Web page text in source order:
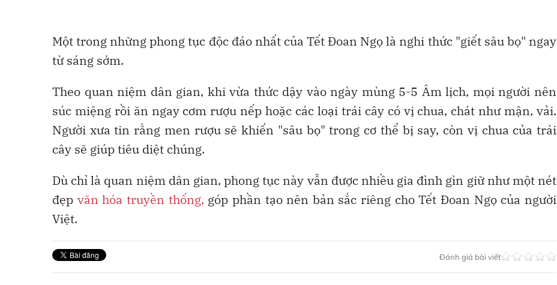
Một trong những phong tục độc đáo nhất của Tết Đoan Ngọ là nghi thức "giết sâu bọ" ngay
từ sáng sớm.
Theo quan niệm dân gian, khi vừa thức dậy vào ngày mùng 5-5 Âm lịch, mọi người nên
súc miệng rồi ăn ngay cơm rượu nếp hoặc các loại trái cây có vị chua, chát như mận, vải.
Người xưa tin rằng men rượu sẽ khiến "sâu bọ" trong cơ thể bị say, còn vị chua của trái
cây sẽ giúp tiêu diệt chúng.
Dù chỉ là quan niệm dân gian, phong tục này vẫn được nhiều gia đình gìn giữ như một nét
đẹp văn hóa truyền thống, góp phần tạo nên bản sắc riêng cho Tết Đoan Ngọ của người
Việt.
Đánh giá bài viết